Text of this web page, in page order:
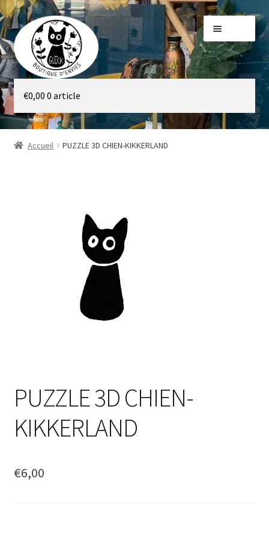
Aller
à
la
navigation
Aller
au
contenu
Galerie
Boutique
€0,00 0 article
Accueil PUZZLE 3D CHIEN-KIKKERLAND
PUZZLE 3D CHIEN-
KIKKERLAND
€6,00